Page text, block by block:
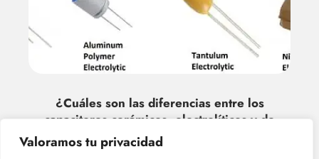
Valoramos tu privacidad
¿Cuáles son las diferencias entre los
capacitores cerámicos, electrolíticos y de
película delgada?